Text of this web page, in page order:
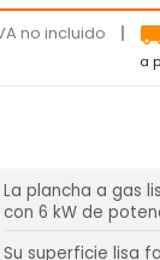
no incluido
a
La plancha a gas
con 6 kW de
Su superficie lisa